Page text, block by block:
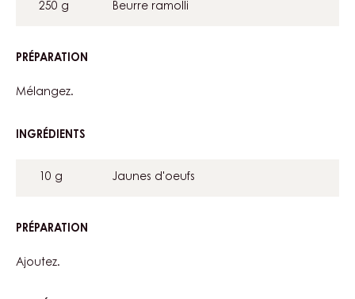
250 g Beurre ramolli
PRÉPARATION
Mélangez.
INGRÉDIENTS
10 g Jaunes d'oeufs
PRÉPARATION
Ajoutez.